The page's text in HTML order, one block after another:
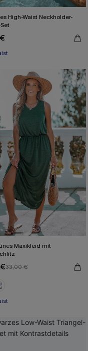
High-Waist Neckholder-
Maxikleid mit
33,00 €